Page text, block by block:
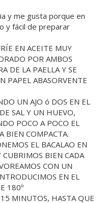
y me gusta porque en
y fácil de preparar
EN ACEITE MUY
POR AMBOS
DE LA PAELLA Y SE
PAPEL ABASORVENTE
UN AJO ó DOS EN EL
SAL Y UN HUEVO,
POCO A POCO EL
BIEN COMPACTA.
EL BACALAO EN
CUBRIMOS BIEN CADA
CON UN
EN EL
180º
MINUTOS, HASTA QUE